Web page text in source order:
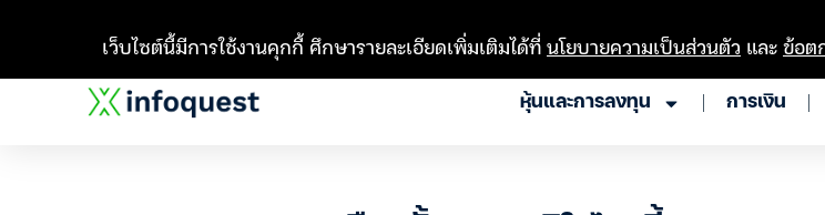
หุ้นและการลงทุน การเงิน
เว็บไซต์นี้มีการใช้งานคุกกี้ ศึกษารายละเอียดเพิ่มเติมได้ที่นโยบายความเป็นส่วนตัว และข้อต